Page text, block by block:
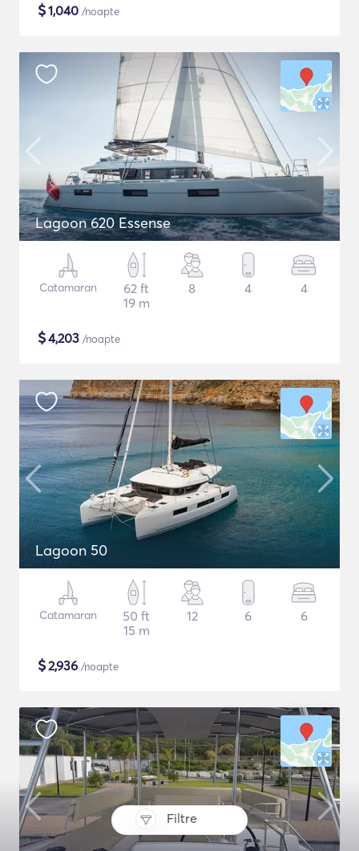
Filtre
$1,040 /noapte
Lagoon 620 Essense
Catamaran
62 ft
19 m
8 4 4
$4,203 /noapte
Lagoon 50
Catamaran
50 ft
15 m
12 6 6
$2,936 /noapte